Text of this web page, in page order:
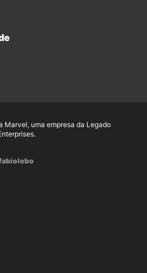
uma empresa da Legado